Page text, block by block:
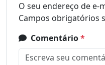
O seu endereço de e-
Campos obrigatórios
Comentário*